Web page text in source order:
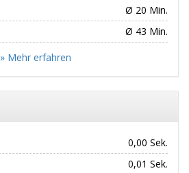
Ø 20 Min.
Ø 43 Min.
» Mehr erfahren
0,00 Sek.
0,01 Sek.